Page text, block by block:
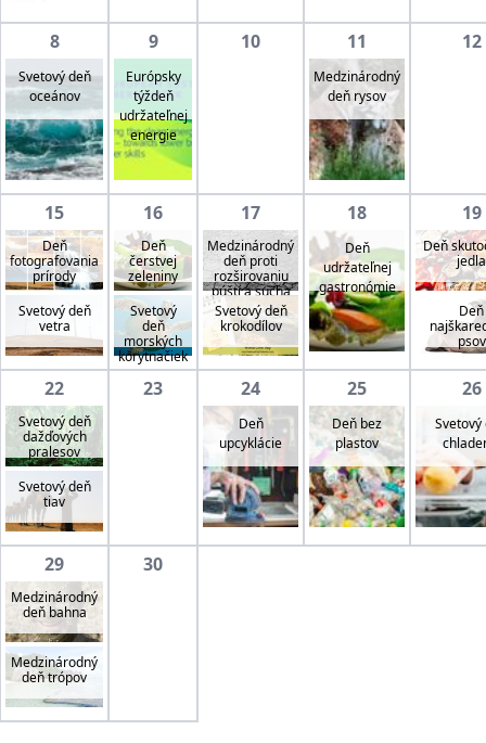
8
Svetový deň
oceánov
9
Európsky
týždeň
udržateľnej
energie
10 11
Medzinárodný
deň rysov
12
15
Deň
fotografovania
prírody
Svetový deň
vetra
16
Deň
čerstvej
zeleniny
Svetový
deň
morských
korytnačiek
17
Medzinárodný
deň proti
rozširovaniu
púští a sucha
Svetový deň
krokodílov
18
Deň
udržateľnej
gastronómie
19
Deň
jedla
Deň
psov
22
Svetový deň
dažďových
pralesov
Svetový deň
tiav
23 24
Deň
upcyklácie
25
Deň bez
plastov
26
Svetový
29
Medzinárodný
deň bahna
Medzinárodný
deň trópov
30